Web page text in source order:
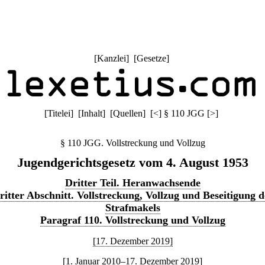
[Kanzlei] [Gesetze]
[Titelei] [Inhalt] [Quellen] [<] § 110 JGG [>]
§ 110 JGG. Vollstreckung und Vollzug
Jugendgerichtsgesetz vom 4. August 1953
Dritter Teil. Heranwachsende
Abschnitt. Vollstreckung, Vollzug und Beseitigung
Strafmakels
Paragraf 110. Vollstreckung und Vollzug
[17. Dezember 2019]
[1. Januar 2010–17. Dezember 2019]